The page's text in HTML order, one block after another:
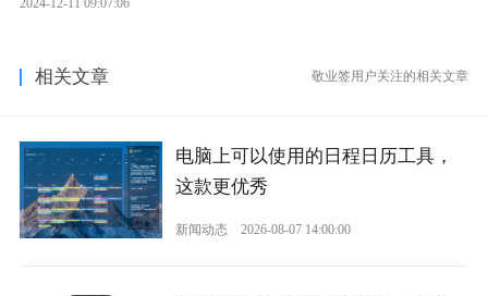
2024-12-11 09:07:06
相关文章 敬业签用户关注的相关文章
电脑上可以使用的日程日历工具，
这款更优秀
新闻动态 2026-08-07 14:00:00